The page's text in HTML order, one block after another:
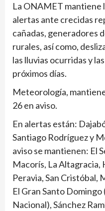
La ONAMET mantiene
alertas ante crecidas
cañadas, generadores
rurales, así como,
las lluvias ocurridas y
próximos días.
Meteorología,
26 en aviso.
En alertas están:
Santiago Rodríguez y
aviso se mantienen: El
Macorís, La Altagracia,
Peravia, San Cristóbal,
El Gran Santo
Nacional), Sánchez